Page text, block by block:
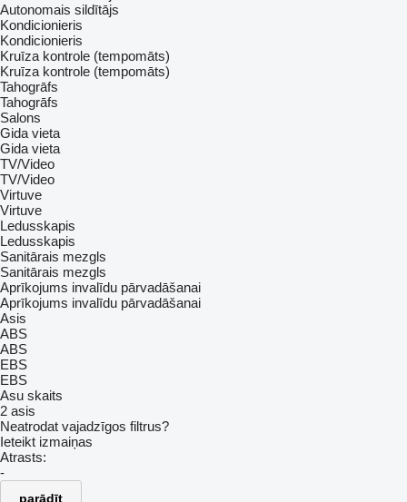
Autonomais sildītājs
Kondicionieris
Kondicionieris
Kruīza kontrole (tempomāts)
Kruīza kontrole (tempomāts)
Tahogrāfs
Tahogrāfs
Salons
Gida vieta
Gida vieta
TV/Video
TV/Video
Virtuve
Virtuve
Ledusskapis
Ledusskapis
Sanitārais mezgls
Sanitārais mezgls
Aprīkojums invalīdu pārvadāšanai
Aprīkojums invalīdu pārvadāšanai
Asis
ABS
ABS
EBS
EBS
Asu skaits
2 asis
Neatrodat vajadzīgos filtrus?
Ieteikt izmaiņas
Atrasts:
-
parādīt